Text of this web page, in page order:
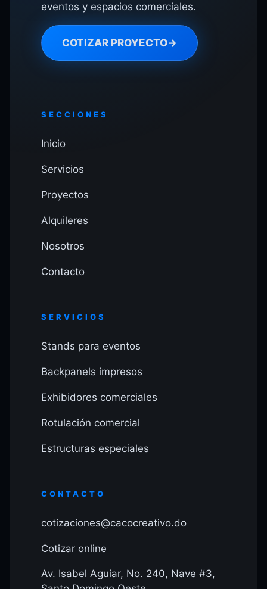
eventos y espacios comerciales.
COTIZAR PROYECTO→
SECCIONES
Inicio
Servicios
Proyectos
Alquileres
Nosotros
Contacto
SERVICIOS
Stands para eventos
Backpanels impresos
Exhibidores comerciales
Rotulación comercial
Estructuras especiales
CONTACTO
cotizaciones@cacocreativo.do
Cotizar online
Av. Isabel Aguiar, No. 240, Nave #3,